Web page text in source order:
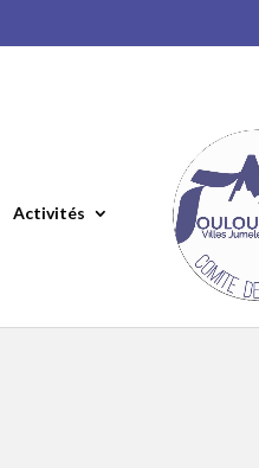
Activités